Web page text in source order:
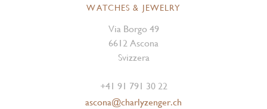
WATCHES & JEWELRY
Via Borgo 49
6612 Ascona
Svizzera
+41 91 791 30 22
ascona@charlyzenger.ch